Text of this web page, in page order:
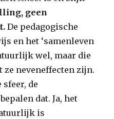
geen
De pedagogische
en het ‘samenleven
wel, maar die
neveneffecten zijn.
de
dat. Ja, het
is